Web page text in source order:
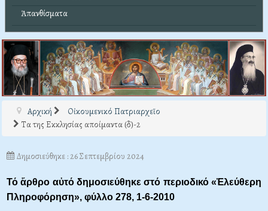
Ἀπανθίσματα
Αρχική
Οἰκουμενικό Πατριαρχεῖο
Τα της Εκκλησίας αποίμαντα (δ)-2
Δημοσιεύθηκε : 26 Σεπτεμβρίου 2024
Τό ἄρθρο αὐτό δημοσιεύθηκε στό περιοδικό «Ἐλεύθερη
Πληροφόρηση», φύλλο 278, 1-6-2010